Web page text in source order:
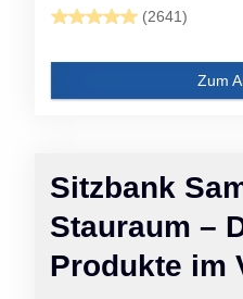
Sitzbank
Stauraum –
Produkte im
(2641)
Zum